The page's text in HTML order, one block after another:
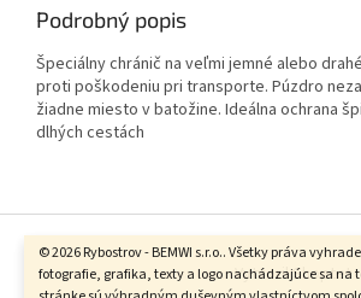
© 2026 Rybostrov - BEMWI s.r.o.. Všetky práva
fotografie, grafika, texty a logo nachádzajúce sa na
Podrobný popis
Špeciálny chránič na veľmi jemné alebo
proti poškodeniu pri transporte. Púzdro
žiadne miesto v batožine. Ideálna ochrana
dlhých cestách
Vytvoril Shoptet